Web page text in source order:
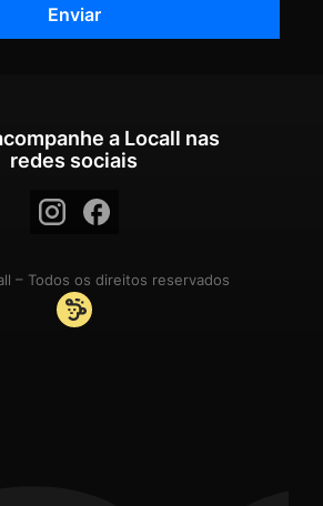
a Locall nas
redes sociais
– Todos os direitos reservados